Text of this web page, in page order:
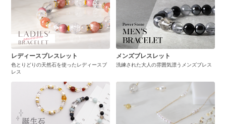
レディースブレスレット
色とりどりの天然石を使ったレディースブ
レス
メンズブレスレット
洗練された大人の雰囲気漂うメンズブレス